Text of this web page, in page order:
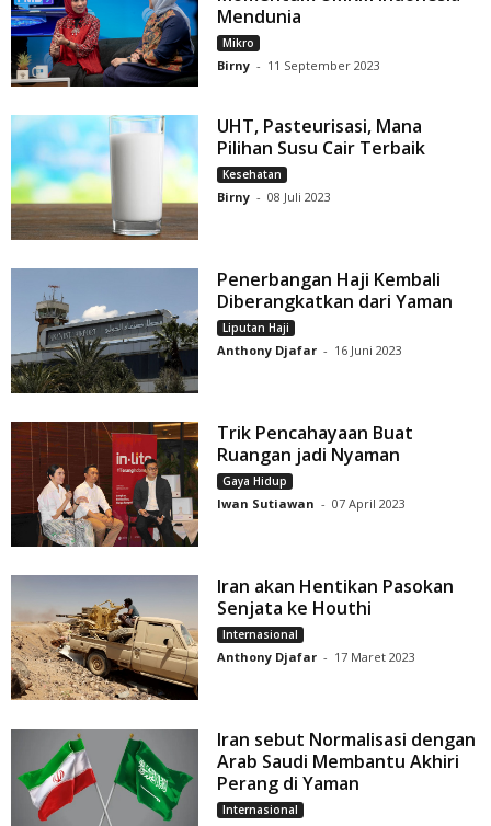
Mendunia
Mikro
Birny - 11 September 2023
UHT, Pasteurisasi, Mana
Pilihan Susu Cair Terbaik
Kesehatan
Birny - 08 Juli 2023
Penerbangan Haji Kembali
Diberangkatkan dari Yaman
Liputan Haji
Anthony Djafar - 16 Juni 2023
Trik Pencahayaan Buat
Ruangan jadi Nyaman
Gaya Hidup
Iwan Sutiawan - 07 April 2023
Iran akan Hentikan Pasokan
Senjata ke Houthi
Internasional
Anthony Djafar - 17 Maret 2023
Iran sebut Normalisasi dengan
Arab Saudi Membantu Akhiri
Perang di Yaman
Internasional